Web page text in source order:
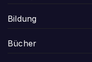
Bildung
Bücher